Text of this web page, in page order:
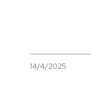
14/4/2025